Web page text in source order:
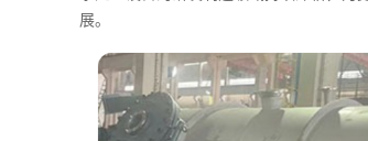
展。